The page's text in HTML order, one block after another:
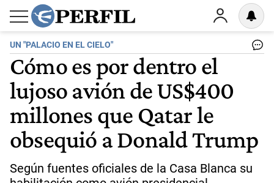
UN "PALACIO EN EL CIELO"
Cómo es por dentro el
lujoso avión de US$400
millones que Qatar le
obsequió a Donald Trump
Según fuentes oficiales de la Casa Blanca su